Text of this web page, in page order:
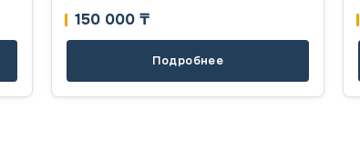
150 000 ₸
Подробнее